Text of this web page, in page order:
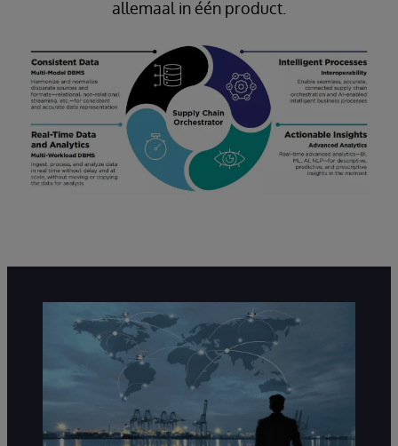
allemaal in één product.